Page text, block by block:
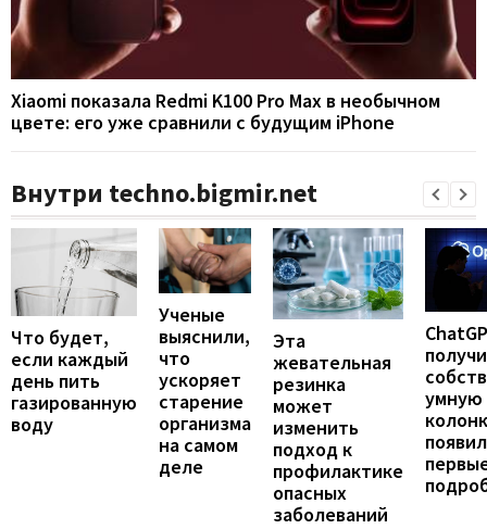
Xiaomi показала Redmi K100 Pro Max в необычном
цвете: его уже сравнили с будущим iPhone
Внутри techno.bigmir.net
Что будет,
если каждый
день пить
газированную
воду
Ученые
выяснили,
что
ускоряет
старение
организма
на самом
деле
Эта
жевательная
резинка
может
изменить
подход к
профилактике
опасных
заболеваний
умную